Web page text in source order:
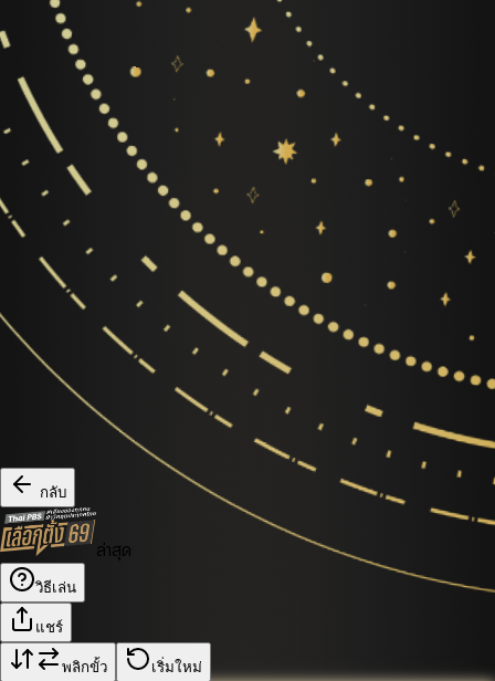
กลับ
ล่าสุด
วิธีเล่น
แชร์
พลิกขั้ว เริ่มใหม่